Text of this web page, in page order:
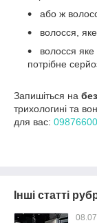
або ж
волосся,
волосся
потрібне
Запишіться на
трихологині та
для вас:
Інші статті